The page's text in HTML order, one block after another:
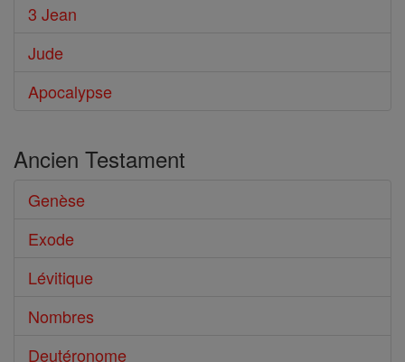
3 Jean
Jude
Apocalypse
Ancien Testament
Genèse
Exode
Lévitique
Nombres
Deutéronome